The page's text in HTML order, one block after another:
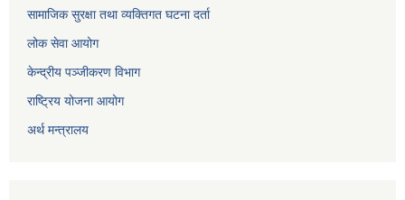
सामाजिक सुरक्षा तथा व्यक्तिगत घटना दर्ता
लोक सेवा आयोग
केन्द्रीय पञ्जीकरण विभाग
राष्ट्रिय योजना आयोग
अर्थ मन्त्रालय